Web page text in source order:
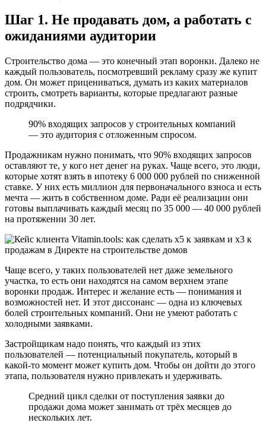
Шаг 1. Не продавать дом, а работать с
ожиданиями аудитории
Строительство дома — это конечный этап воронки. Далеко не
каждый пользователь, посмотревший рекламу сразу же купит
дом. Он может прицениваться, думать из каких материалов
строить, смотреть варианты, которые предлагают разные
подрядчики.
90% входящих запросов у строительных компаний
— это аудитория с отложенным спросом.
Продажникам нужно понимать, что 90% входящих запросов
оставляют те, у кого нет денег на руках. Чаще всего, это люди,
которые хотят взять в ипотеку 6 000 000 рублей по сниженной
ставке. У них есть миллион для первоначального взноса и есть
мечта — жить в собственном доме. Ради её реализации они
готовы выплачивать каждый месяц по 35 000 — 40 000 рублей
на протяжении 30 лет.
Чаще всего, у таких пользователей нет даже земельного
участка, то есть они находятся на самом верхнем этапе
воронки продаж. Интерес и желание есть — понимания и
возможностей нет. И этот диссонанс — одна из ключевых
болей строительных компаний. Они не умеют работать с
холодными заявками.
Застройщикам надо понять, что каждый из этих
пользователей — потенциальный покупатель, который в
какой-то момент может купить дом. Чтобы он дойти до этого
этапа, пользователя нужно привлекать и удерживать.
Средний цикл сделки от поступления заявки до
продажи дома может занимать от трёх месяцев до
нескольких лет.